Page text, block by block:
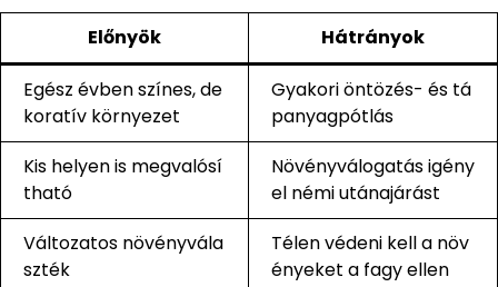
Előnyök Hátrányok
Egész évben színes, de
koratív környezet
Gyakori öntözés- és tá
panyagpótlás
Kis helyen is megvalósí
tható
Növényválogatás igény
el némi utánajárást
Változatos növényvála
szték
Télen védeni kell a növ
ényeket a fagy ellen